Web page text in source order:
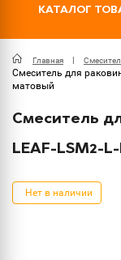
КАТАЛОГ
Главная
Смеситель для
матовый
Смеситель
LEAF-LSM2-
Нет в наличии